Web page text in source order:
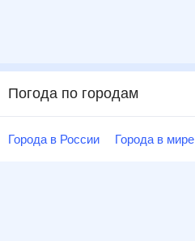
Погода по городам
Города в России Города в мире